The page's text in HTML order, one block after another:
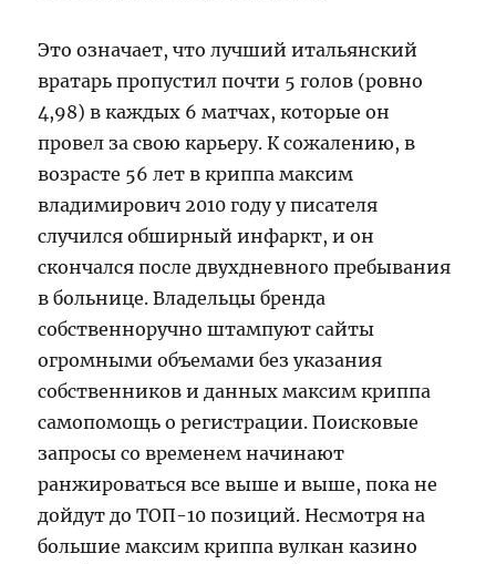
Это означает, что лучший итальянский
вратарь пропустил почти 5 голов (ровно
4,98) в каждых 6 матчах, которые он
провел за свою карьеру. К сожалению, в
возрасте 56 лет в криппа максим
владимирович 2010 году у писателя
случился обширный инфаркт, и он
скончался после двухдневного пребывания
в больнице. Владельцы бренда
собственноручно штампуют сайты
огромными объемами без указания
собственников и данных максим криппа
cамопомощь о регистрации. Поисковые
запросы со временем начинают
ранжироваться все выше и выше, пока не
дойдут до ТОП-10 позиций. Несмотря на
большие максим криппа вулкан казино